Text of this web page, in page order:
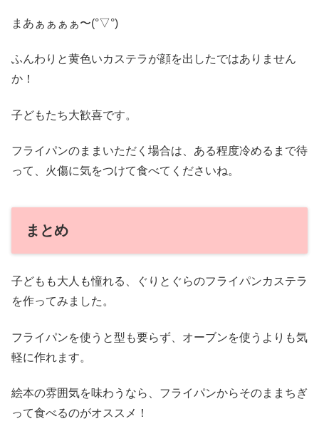
まあぁぁぁぁ〜(°▽°)
ふんわりと黄色いカステラが顔を出したではありません
か！
子どもたち大歓喜です。
フライパンのままいただく場合は、ある程度冷めるまで待
って、火傷に気をつけて食べてくださいね。
まとめ
子どもも大人も憧れる、ぐりとぐらのフライパンカステラ
を作ってみました。
フライパンを使うと型も要らず、オーブンを使うよりも気
軽に作れます。
絵本の雰囲気を味わうなら、フライパンからそのままちぎ
って食べるのがオススメ！